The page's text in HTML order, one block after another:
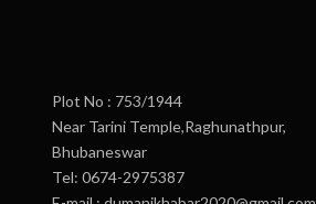
Plot No : 753/1944
Near Tarini Temple,Raghunathpur,
Bhubaneswar
Tel: 0674-2975387